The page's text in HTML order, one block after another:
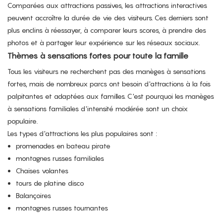
Comparées aux attractions passives, les attractions interactives
peuvent accroître la durée de vie des visiteurs. Ces derniers sont
plus enclins à réessayer, à comparer leurs scores, à prendre des
photos et à partager leur expérience sur les réseaux sociaux.
Thèmes à sensations fortes pour toute la famille
Tous les visiteurs ne recherchent pas des manèges à sensations
fortes, mais de nombreux parcs ont besoin d'attractions à la fois
palpitantes et adaptées aux familles. C'est pourquoi les manèges
à sensations familiales d'intensité modérée sont un choix
populaire.
Les types d'attractions les plus populaires sont :
promenades en bateau pirate
montagnes russes familiales
Chaises volantes
tours de platine disco
Balançoires
montagnes russes tournantes